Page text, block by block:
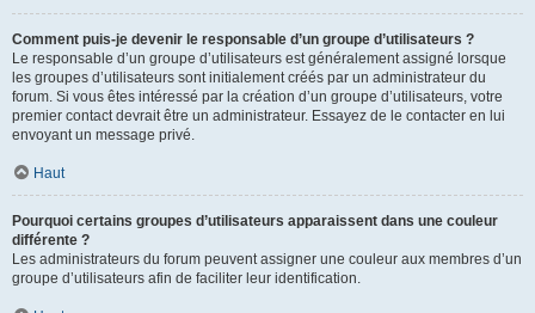
Comment puis-je devenir le responsable d’un groupe d’utilisateurs ?
Le responsable d’un groupe d’utilisateurs est généralement assigné lorsque
les groupes d’utilisateurs sont initialement créés par un administrateur du
forum. Si vous êtes intéressé par la création d’un groupe d’utilisateurs, votre
premier contact devrait être un administrateur. Essayez de le contacter en lui
envoyant un message privé.
Haut
Pourquoi certains groupes d’utilisateurs apparaissent dans une couleur
différente ?
Les administrateurs du forum peuvent assigner une couleur aux membres d’un
groupe d’utilisateurs afin de faciliter leur identification.